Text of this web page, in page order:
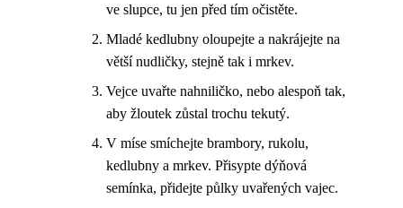
ve slupce, tu jen před tím očistěte.
Mladé kedlubny oloupejte a nakrájejte na
větší nudličky, stejně tak i mrkev.
Vejce uvařte nahniličko, nebo alespoň tak,
aby žloutek zůstal trochu tekutý.
V míse smíchejte brambory, rukolu,
kedlubny a mrkev. Přisypte dýňová
semínka, přidejte půlky uvařených vajec.